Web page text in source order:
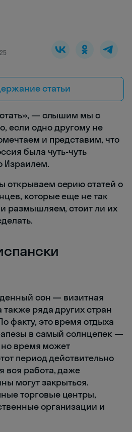
статьи
— слышим мы с
если одно другому не
и представим, что
была чуть-чуть
Израилем.
открываем серию статей о
которые еще не так
размышляем, стоит ли их
сон — визитная
также ряда других стран
факту, это время отдыха
в самый солнцепек —
но время может
период действительно
вся работа, даже
могут закрыться.
торговые центры,
организации и